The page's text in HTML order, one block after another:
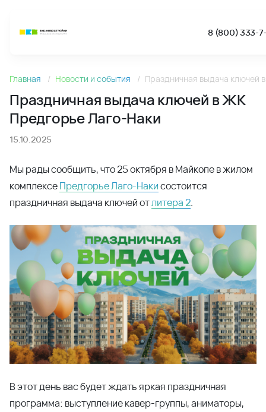
8 (800) 333-7-
Новости
Главная Новости и события Праздничная выдача ключей
Праздничная выдача ключей в ЖК
Предгорье Лаго-Наки
15.10.2025
Мы рады сообщить, что 25 октября в Майкопе в жилом
комплексеПредгорье Лаго-Накисостоится
праздничная выдача ключей отлитера 2.
В этот день вас будет ждать яркая праздничная
программа: выступление кавер-группы, аниматоры,